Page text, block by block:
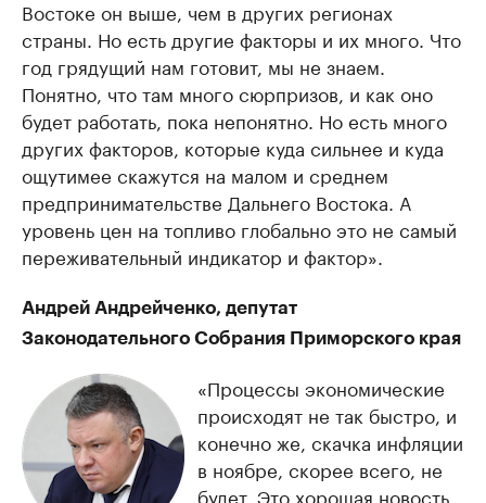
Востоке он выше, чем в других регионах
страны. Но есть другие факторы и их много. Что
год грядущий нам готовит, мы не знаем.
Понятно, что там много сюрпризов, и как оно
будет работать, пока непонятно. Но есть много
других факторов, которые куда сильнее и куда
ощутимее скажутся на малом и среднем
предпринимательстве Дальнего Востока. А
уровень цен на топливо глобально это не самый
переживательный индикатор и фактор».
Андрей Андрейченко, депутат
Законодательного Собрания Приморского края
«Процессы экономические
происходят не так быстро, и
конечно же, скачка инфляции
в ноябре, скорее всего, не
будет. Это хорошая новость.